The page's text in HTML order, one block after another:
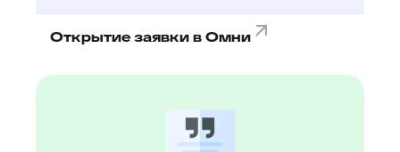
Открытие заявки в Омни